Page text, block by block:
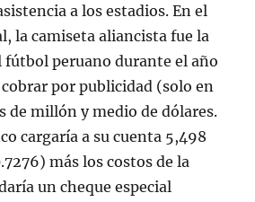
a los estadios. En el
la camiseta aliancista fue la
fútbol peruano durante el año
por publicidad (solo en
de millón y medio de dólares.
cargaría a su cuenta 5,498
más los costos de la
un cheque especial